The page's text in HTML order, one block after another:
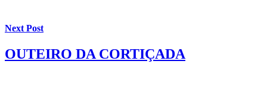
Next Post
OUTEIRO DA CORTIÇADA